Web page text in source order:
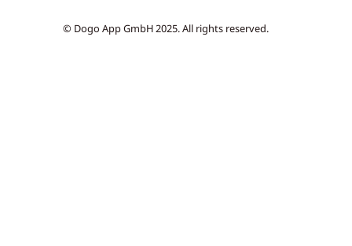
© Dogo App GmbH 2025. All rights reserved.